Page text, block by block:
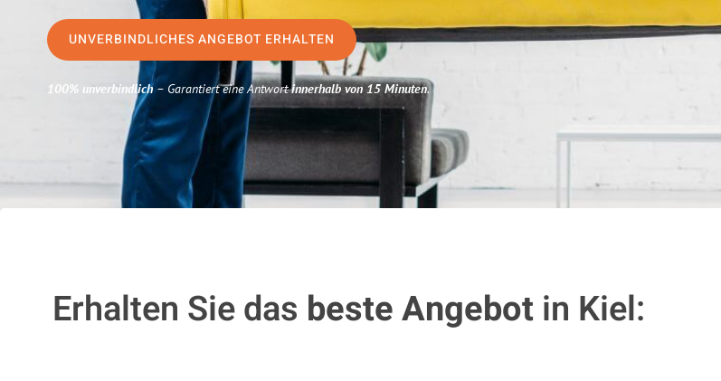
UNVERBINDLICHES ANGEBOT ERHALTEN
100% unverbindlich– Garantiert eine Antwortinnerhalb von 15 Minuten.
Erhalten Sie das beste Angebotin Kiel: